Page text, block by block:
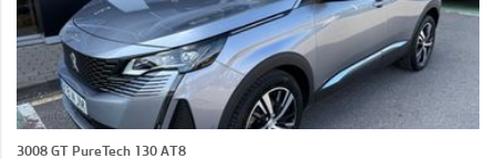
3008 GT PureTech 130 AT8